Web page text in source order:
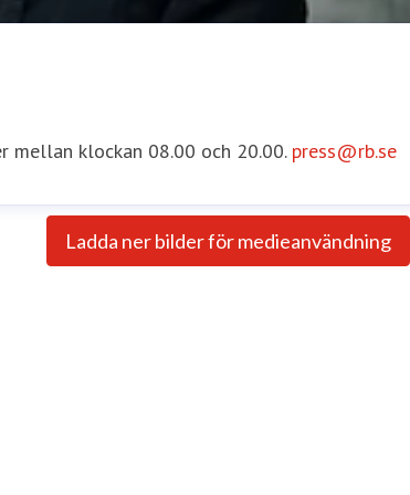
klockan 08.00 och 20.00. press@rb.se
Ladda ner bilder för medieanvändning